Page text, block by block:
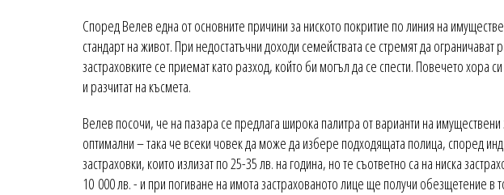
Според Велев една от основните причини за ниското покритие по линия на
стандарт на живот. При недостатъчни доходи семействата се стремят да ограничават
застраховките се приемат като разход, който би могъл да се спести. Повечето хора
и разчитат на късмета.
Велев посочи, че на пазара се предлага широка палитра от варианти на
оптимални – така че всеки човек да може да избере подходящата полица, според
застраховки, които излизат по 25-35 лв. на година, но те съответно са на ниска
10 000 лв. - и при погиване на имота застрахованото лице ще получи обезщетение в